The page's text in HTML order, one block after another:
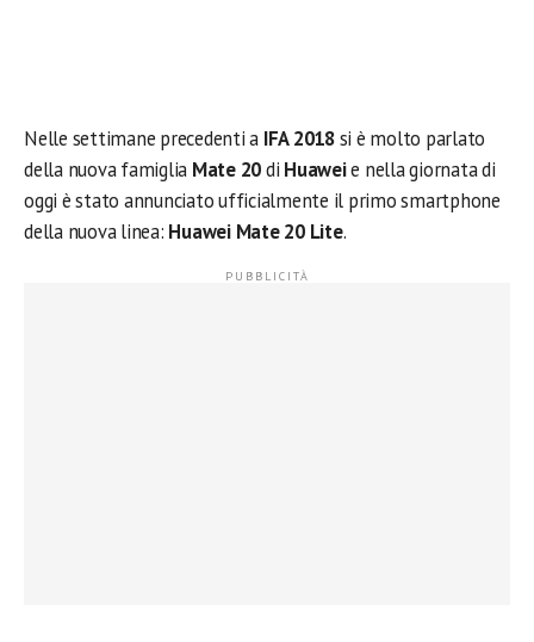
Nelle settimane precedenti a IFA 2018si è molto parlato
della nuova famiglia Mate 20di Huaweie nella giornata di
oggi è stato annunciato ufficialmente il primo smartphone
della nuova linea: Huawei Mate 20 Lite.